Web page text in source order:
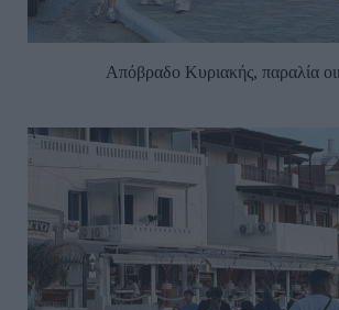
Απόβραδο Κυριακής, παραλία